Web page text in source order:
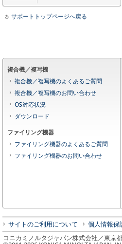
サポートトップページへ戻る
複合機／複写機
複合機／複写機のよくあるご質問
複合機／複写機のお問い合わせ
OS対応状況
ダウンロード
ファイリング機器
ファイリング機器のよくあるご質問
ファイリング機器のお問い合わせ
サイトのご利用について 個人情報保
コニカミノルタジャパン株式会社／東京